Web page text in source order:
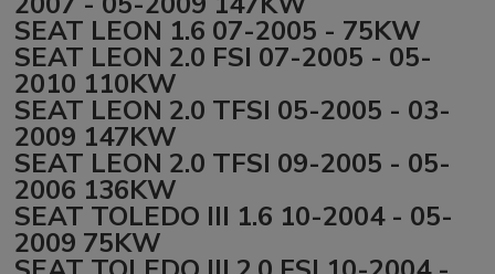
SEAT LEON 1.6 07-2005 - 75KW
SEAT LEON 2.0 FSI 07-2005 - 05-
2010 110KW
SEAT LEON 2.0 TFSI 05-2005 - 03-
2009 147KW
SEAT LEON 2.0 TFSI 09-2005 - 05-
2006 136KW
SEAT TOLEDO III 1.6 10-2004 - 05-
2009 75KW